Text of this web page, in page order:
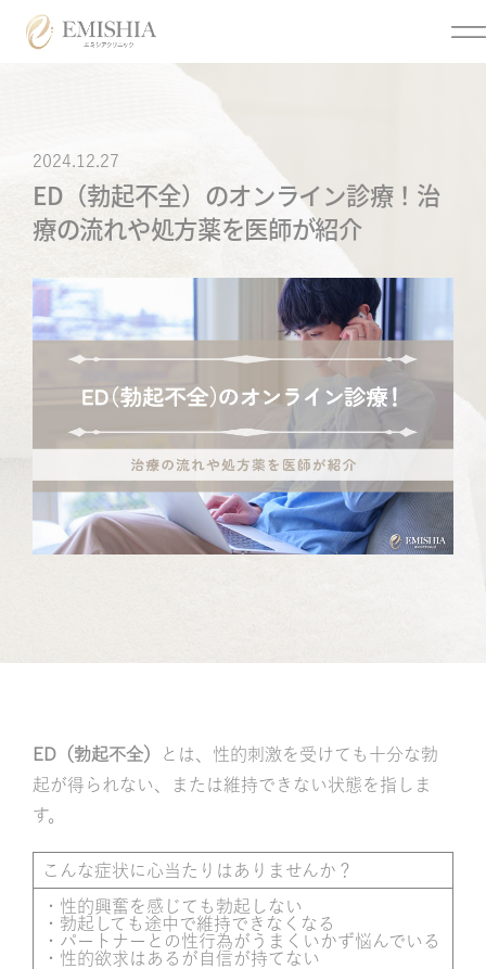
Menu
メニュー
トップページ
クリニック情報
個人情報保護方針
オンライン診療利用規約
各種同意書
ご来院時の注意点につい
お問い合わせ
メディア掲載
特定商取引法に基づく表
記
医療脱毛
オンライン診療
まつげ美容液
アフターピル
低用量ピル
痛風・尿酸値
ED・早漏防止
2024.12.27
ED（勃起不全）のオンライン診療！治
療の流れや処方薬を医師が紹介
ED（勃起不全）
とは、性的刺激を受けても十分な勃
起が得られない、または維持できない状態を指しま
す。
こんな症状に心当たりはありませんか？
・性的興奮を感じても勃起しない
・勃起しても途中で維持できなくなる
・パートナーとの性行為がうまくいかず悩んでいる
・性的欲求はあるが自信が持てない